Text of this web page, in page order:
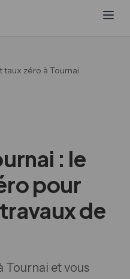
taux zéro à Tournai
: le
pour
de
Tournai et vous